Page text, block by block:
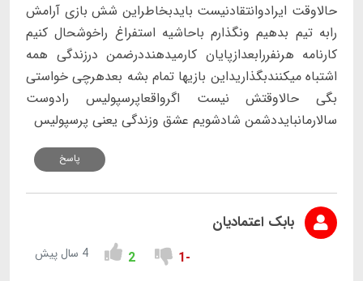
حالاوقت ایرادوانتقادنیست بایدبخاطراین شش بازی آرامش
رابه تیم بدهیم ونگذارم باحاشیه استفراغ راخوشحال کنیم
کارنامه هرنفررابعدازپایان کارمیدهنددرضمن درزندگی همه
اشتباه میکنندبگذاریداین بازیها تمام بشه بعدهرچی خواستی
بگی حالاوقتش نیست اگرواقعاپرسپولیس رادوست
سالارمانبایددشمن شادشویم عشق وزندگی یعنی پرسپولیس
پاسخ
بابک اعتمادیان
-1
2 4 سال پیش